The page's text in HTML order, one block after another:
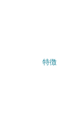
特徴